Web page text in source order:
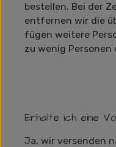
bestellen. Bei der
entfernen wir die
fügen weitere
zu wenig Personen
Erhalte ich eine
Ja, wir versenden